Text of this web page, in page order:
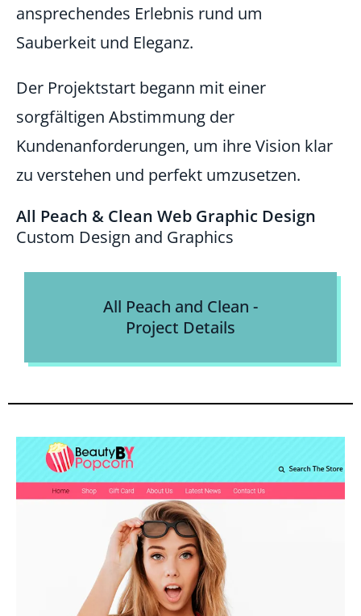
ansprechendes Erlebnis rund um
Sauberkeit und Eleganz.
Der Projektstart begann mit einer
sorgfältigen Abstimmung der
Kundenanforderungen, um ihre Vision klar
zu verstehen und perfekt umzusetzen.
All Peach & Clean Web Graphic Design
Custom Design and Graphics
All Peach and Clean -
Project Details